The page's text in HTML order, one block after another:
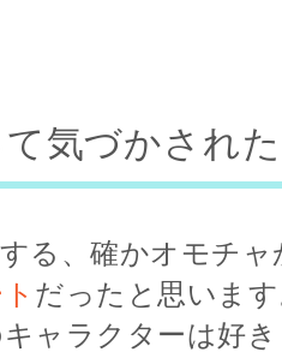
気づかされ
る、確かオモチ
だったと思いま
ャラクターは好